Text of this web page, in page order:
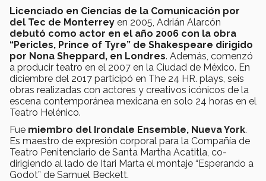
Licenciado en Ciencias de la Comunicación por
del Tec de Monterrey en 2005, Adrián Alarcón
debutó como actor en el año 2006 con la obra
“Pericles, Prince of Tyre” de Shakespeare dirigido
por Nona Sheppard, en Londres. Además, comenzó
a producir teatro en el 2007 en la Ciudad de México. En
diciembre del 2017 participó en The 24 HR. plays, seis
obras realizadas con actores y creativos icónicos de la
escena contemporánea mexicana en solo 24 horas en el
Teatro Helénico.
Fue miembro del Irondale Ensemble, Nueva York.
Es maestro de expresión corporal para la Compañía de
Teatro Penitenciario de Santa Martha Acatitla, co-
dirigiendo al lado de Itari Marta el montaje “Esperando a
Godot” de Samuel Beckett.